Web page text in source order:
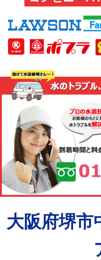
大阪府堺市